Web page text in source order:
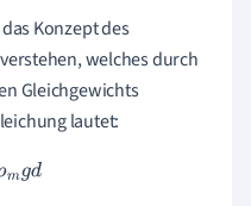
Konzept des
welches durch
Gleichgewichts
lautet:
gd